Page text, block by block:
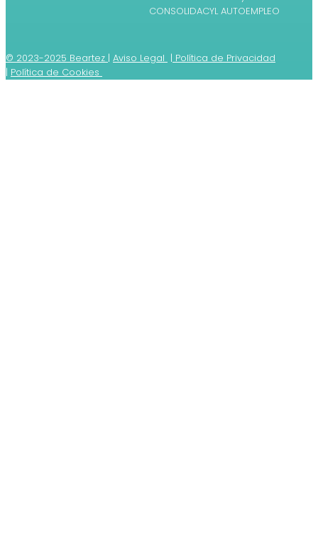
CONSOLIDACYL AUTOEMPLEO
© 2023-2025 Beartez | Aviso Legal | Política de Privacidad
| Política de Cookies